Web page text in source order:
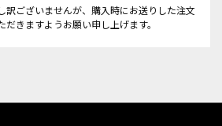
訳ございませんが、購入時にお送りした注文
きますようお願い申し上げます。